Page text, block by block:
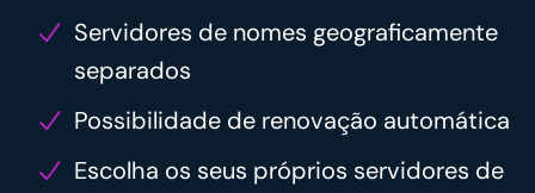
Servidores de nomes geograficamente
separados
Possibilidade de renovação automática
Escolha os seus próprios servidores de